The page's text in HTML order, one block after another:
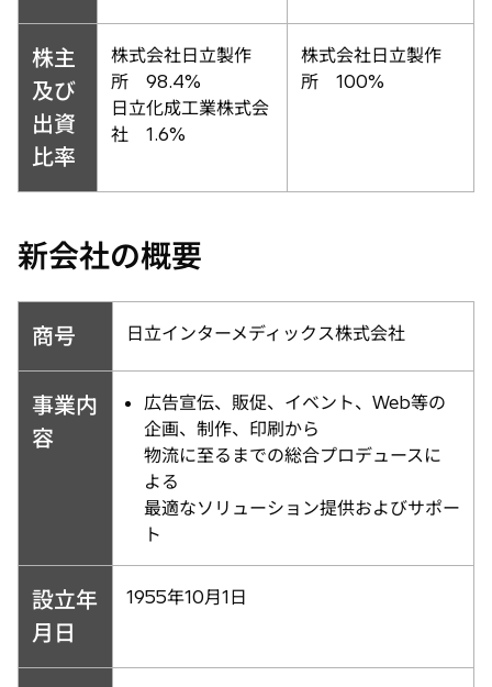
株主
及び
出資
比率
株式会社日立製作
所 98.4%
日立化成工業株式会
社 1.6%
株式会社日立製作
所 100%
新会社の概要
商号 日立インターメディックス株式会社
事業内
容
広告宣伝、販促、イベント、Web等の
企画、制作、印刷から
物流に至るまでの総合プロデュースに
よる
最適なソリューション提供およびサポー
ト
設立年
月日
1955年10月1日